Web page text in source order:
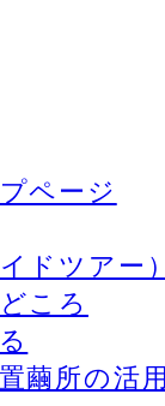
ページ
ドツアー）
ころ
繭所の活用